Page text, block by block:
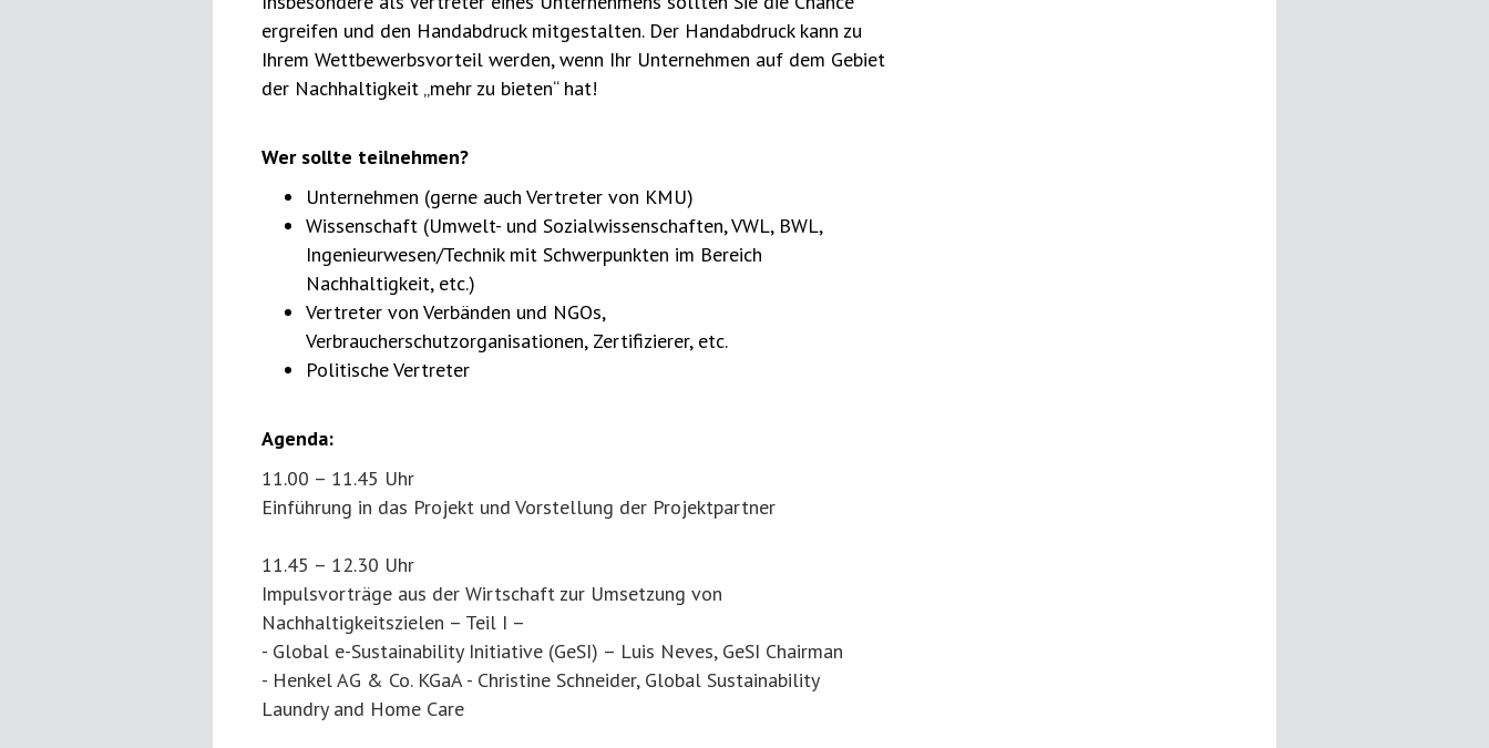
ergreifen und den Handabdruck mitgestalten. Der Handabdruck kann zu
Ihrem Wettbewerbsvorteil werden, wenn Ihr Unternehmen auf dem Gebiet
der Nachhaltigkeit „mehr zu bieten“ hat!
Wer sollte teilnehmen?
Unternehmen (gerne auch Vertreter von KMU)
Wissenschaft (Umwelt- und Sozialwissenschaften, VWL, BWL,
Ingenieurwesen/Technik mit Schwerpunkten im Bereich
Nachhaltigkeit, etc.)
Vertreter von Verbänden und NGOs,
Verbraucherschutzorganisationen, Zertifizierer, etc.
Politische Vertreter
Agenda:
11.00 – 11.45 Uhr
Einführung in das Projekt und Vorstellung der Projektpartner
11.45 – 12.30 Uhr
Impulsvorträge aus der Wirtschaft zur Umsetzung von
Nachhaltigkeitszielen – Teil I –
- Global e-Sustainability Initiative (GeSI) – Luis Neves, GeSI Chairman
- Henkel AG & Co. KGaA - Christine Schneider, Global Sustainability
Laundry and Home Care